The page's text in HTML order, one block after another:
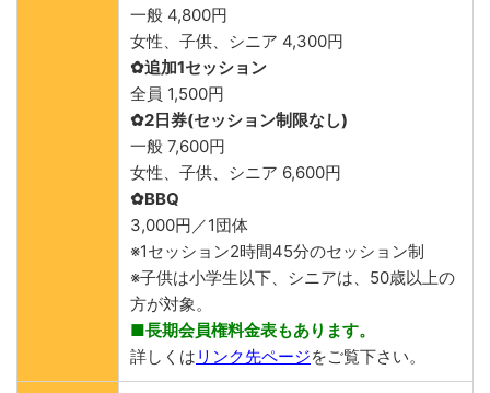
一般 4,800円
女性、子供、シニア 4,300円
✿追加1セッション
全員 1,500円
✿2日券(セッション制限なし)
一般 7,600円
女性、子供、シニア 6,600円
✿BBQ
3,000円／1団体
※1セッション2時間45分のセッション制
※子供は小学生以下、シニアは、50歳以上の
方が対象。
■長期会員権料金表もあります。
詳しくは リンク先ページをご覧下さい。